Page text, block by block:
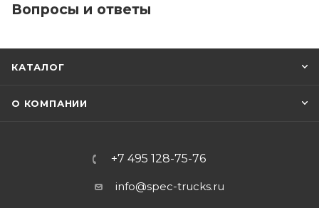
Вопросы и ответы
КАТАЛОГ
О КОМПАНИИ
+7 495 128-75-76
info@spec-trucks.ru